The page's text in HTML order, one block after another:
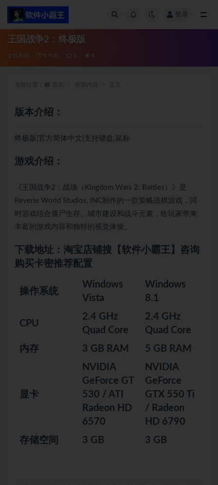
登录
王国战争2：终极版
全部内容 4 年前 0 8
版本介绍：
终极版|官方简体中文|支持键盘.鼠标
游戏介绍：
《王国战争2：战场（Kingdom Wars 2: Battles）》是
Reverie World Studios, INC制作的一款策略战棋游戏，同
时游戏结合僵尸生存、城市建设和战斗元素，给玩家带来
丰富的游戏内容和独特的视觉体验。
下载地址：淘宝店铺搜【软件小霸王】咨询
购买卡密推荐配置
操作系统
Windows
Vista
Windows
8.1
CPU
2.4 GHz
Quad Core
2.4 GHz
Quad Core
内存
3 GB RAM 5 GB RAM
显卡
NVIDIA
GeForce GT
530 / ATI
Radeon HD
6570
NVIDIA
GeForce
GTX 550 Ti
/ Radeon
HD 6790
存储空间
3 GB 3 GB